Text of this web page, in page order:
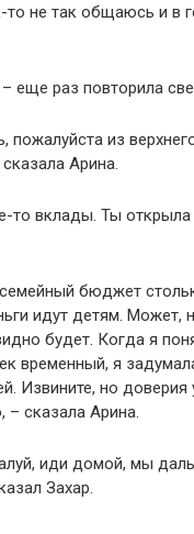
то не так общаюсь и в
еще раз повторила
пожалуйста из
Арина.
то вклады. Ты
бюджет
идут детям. Может,
будет. Когда я
временный, я
Извините, но
– сказала Арина.
иди домой, мы
Захар.